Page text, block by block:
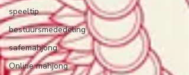
speeltip
bestuursmededeling
safemahjong
Online mahjong